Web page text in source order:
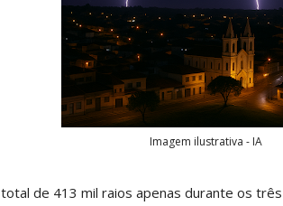
Imagem ilustrativa - IA
de 413 mil raios apenas durante os